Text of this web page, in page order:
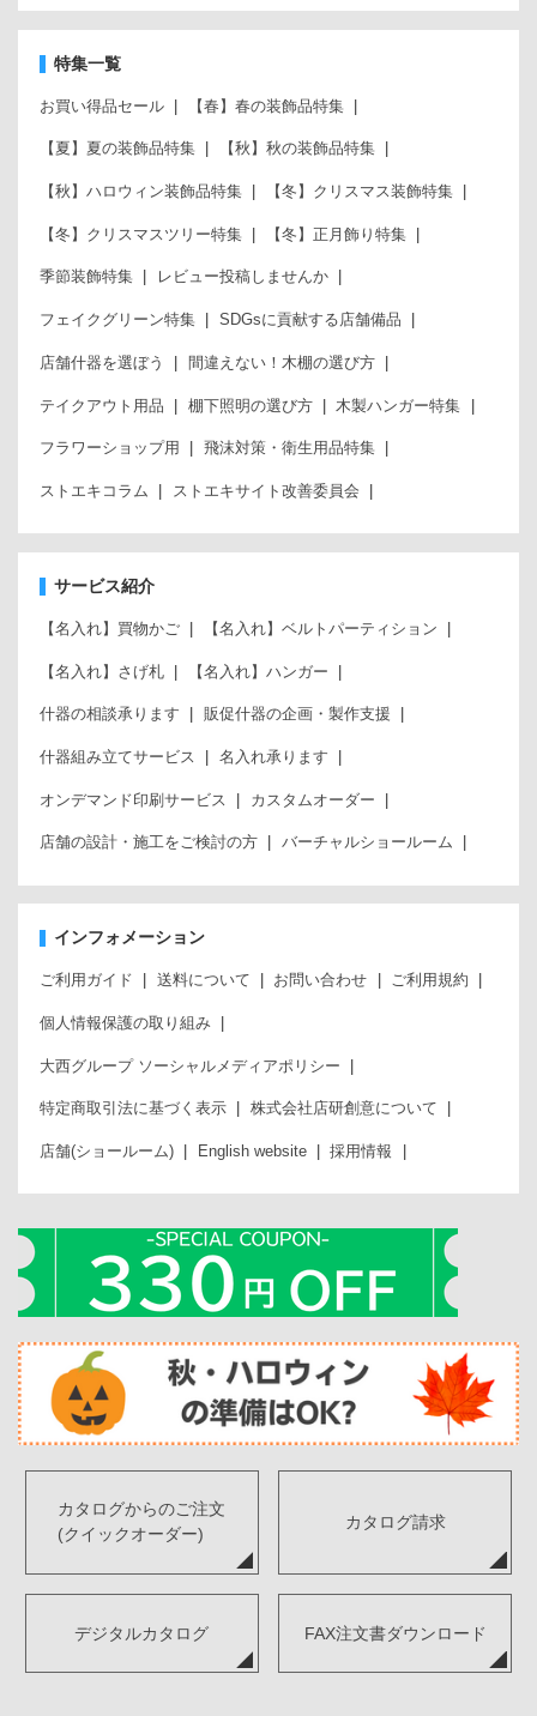
特集一覧
お買い得品セール 【春】春の装飾品特集
【夏】夏の装飾品特集 【秋】秋の装飾品特集
【秋】ハロウィン装飾品特集 【冬】クリスマス装飾特集
【冬】クリスマスツリー特集 【冬】正月飾り特集
季節装飾特集 レビュー投稿しませんか
フェイクグリーン特集 SDGsに貢献する店舗備品
店舗什器を選ぼう 間違えない！木棚の選び方
テイクアウト用品 棚下照明の選び方 木製ハンガー特集
フラワーショップ用 飛沫対策・衛生用品特集
ストエキコラム ストエキサイト改善委員会
サービス紹介
【名入れ】買物かご 【名入れ】ベルトパーティション
【名入れ】さげ札 【名入れ】ハンガー
什器の相談承ります 販促什器の企画・製作支援
什器組み立てサービス 名入れ承ります
オンデマンド印刷サービス カスタムオーダー
店舗の設計・施工をご検討の方 バーチャルショールーム
インフォメーション
ご利用ガイド 送料について お問い合わせ ご利用規約
個人情報保護の取り組み
大西グループ ソーシャルメディアポリシー
特定商取引法に基づく表示 株式会社店研創意について
店舗(ショールーム) English website 採用情報
カタログからのご注文
(クイックオーダー)
カタログ請求
デジタルカタログ FAX注文書ダウンロード